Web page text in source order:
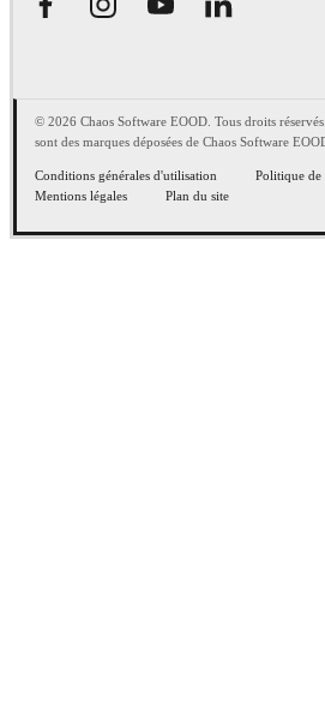
© 2026 Chaos Software EOOD. Tous droits
sont des marques déposées de Chaos Software
Conditions générales d'utilisation
Politique
Mentions légales
Plan du site